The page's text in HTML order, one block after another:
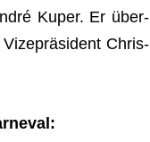
Kuper. Er über­
Vize­prä­si­dent Chris­